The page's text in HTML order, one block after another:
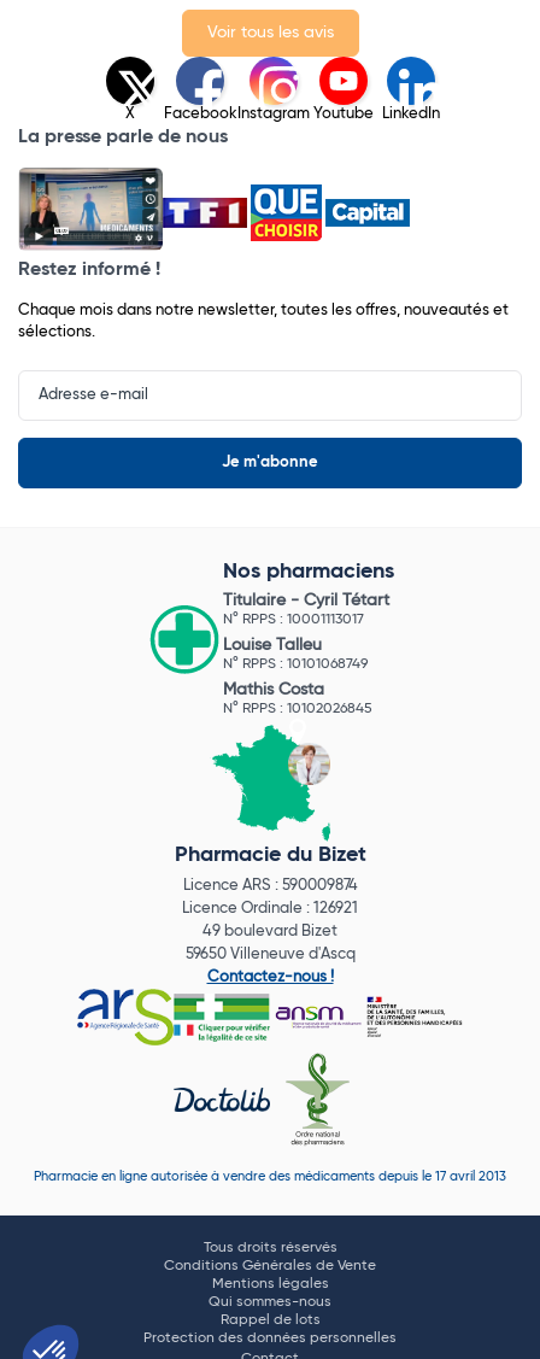
Voir tous les avis
X Facebook Instagram Youtube LinkedIn
La presse parle de nous
Restez informé !
Chaque mois dans notre newsletter, toutes les offres, nouveautés et
sélections.
Input
Newsletter
Nos pharmaciens
Titulaire - Cyril Tétart
N° RPPS : 10001113017
Louise Talleu
N° RPPS : 10101068749
Mathis Costa
N° RPPS : 10102026845
Pharmacie du Bizet
Licence ARS : 590009874
Licence Ordinale : 126921
49 boulevard Bizet
59650 Villeneuve d'Ascq
Contactez-nous !
Pharmacie en ligne autorisée à vendre des médicaments depuis le 17 avril 2013
Tous droits réservés
Conditions Générales de Vente
Mentions légales
Qui sommes-nous
Rappel de lots
Protection des données personnelles